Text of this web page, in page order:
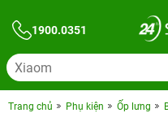
1900.0351
Trang chủ Phụ kiện Ốp lưng